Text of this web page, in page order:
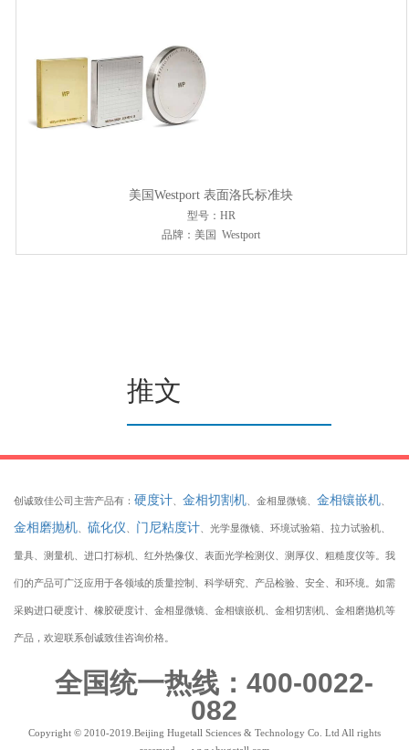
美国Westport 表面洛氏标准块
型号：HR
品牌：美国 Westport
推文
创诚致佳公司主营产品有： 硬度计 金相切割机 、金相显微镜、 金相镶嵌机
金相磨抛机 硫化仪 门尼粘度计 、光学显微镜、环境试验箱、拉力试验机、
量具、测量机、进口打标机、红外热像仪、表面光学检测仪、测厚仪、粗糙度仪等。我
们的产品可广泛应用于各领域的质量控制、科学研究、产品检验、安全、和环境。如需
采购进口硬度计、橡胶硬度计、金相显微镜、金相镶嵌机、金相切割机、金相磨抛机等
产品，欢迎联系创诚致佳咨询价格。
全国统一热线：400-0022-
082
Copyright © 2010-2019.Beijing Hugetall Sciences & Technology Co. Ltd All rights